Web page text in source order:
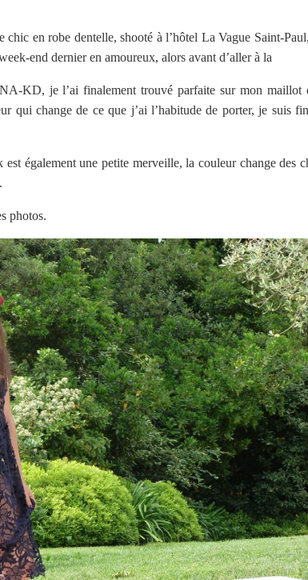
en robe dentelle, shooté à l’hôtel La Vague Saint-
end dernier en amoureux, alors avant d’aller à la
KD, je l’ai finalement trouvé parfaite sur mon maillot
qui change de ce que j’ai l’habitude de porter, je suis
également une petite merveille, la couleur change des
photos.